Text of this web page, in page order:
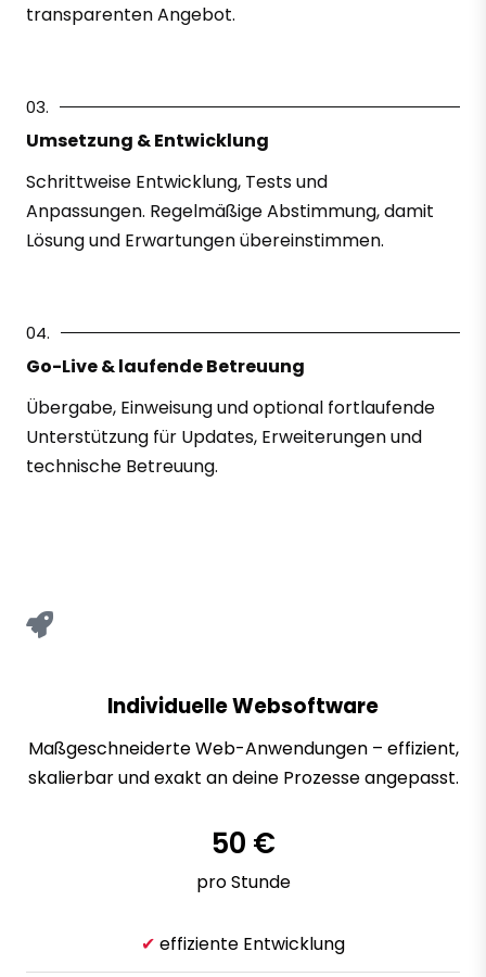
transparenten Angebot.
03.
Umsetzung & Entwicklung
Schrittweise Entwicklung, Tests und
Anpassungen. Regelmäßige Abstimmung, damit
Lösung und Erwartungen übereinstimmen.
04.
Go-Live & laufende Betreuung
Übergabe, Einweisung und optional fortlaufende
Unterstützung für Updates, Erweiterungen und
technische Betreuung.
Individuelle Websoftware
Maßgeschneiderte Web-Anwendungen – effizient,
skalierbar und exakt an deine Prozesse angepasst.
50 €
pro Stunde
✔ effiziente Entwicklung